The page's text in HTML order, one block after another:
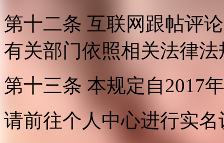
第十二条 互联网跟帖评
有关部门依照相关法律
第十三条 本规定自2017
请前往个人中心进行实名